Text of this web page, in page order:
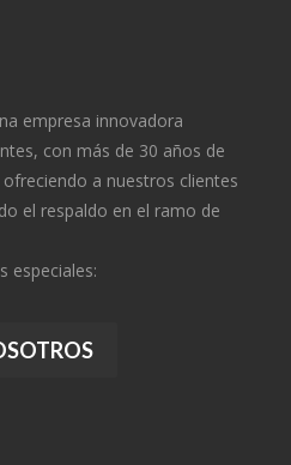
empresa innovadora
con más de 30 años de
a nuestros clientes
el respaldo en el ramo de
especiales: